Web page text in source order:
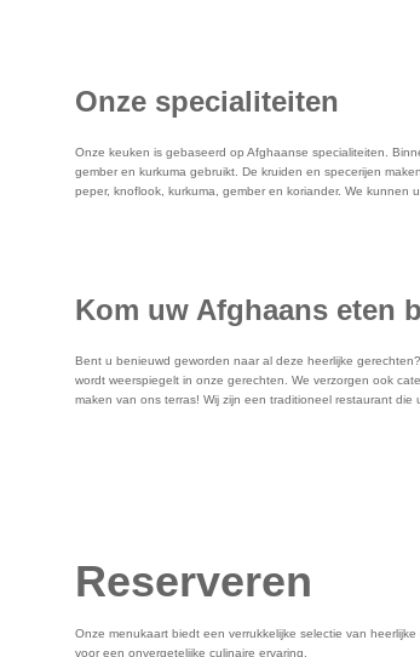
Onze specialiteiten
Onze keuken is gebaseerd op Afghaanse specialiteiten.
gember en kurkuma gebruikt. De kruiden en specerijen
peper, knoflook, kurkuma, gember en koriander. We
Kom uw Afghaans eten
Bent u benieuwd geworden naar al deze heerlijke
wordt weerspiegelt in onze gerechten. We verzorgen ook
maken van ons terras! Wij zijn een traditioneel restaurant
Reserveren
Onze menukaart biedt een verrukkelijke selectie van
voor een onvergetelijke culinaire ervaring.